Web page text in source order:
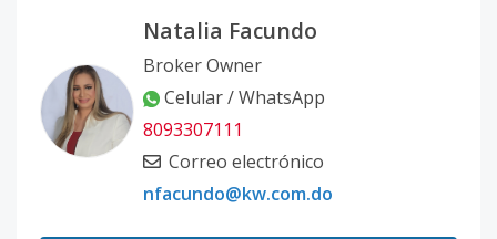
Natalia Facundo
Broker Owner
Celular / WhatsApp
8093307111
Correo electrónico
nfacundo@kw.com.do